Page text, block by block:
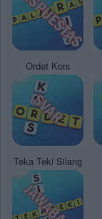
Ordet Kors
Teka Teki Silang